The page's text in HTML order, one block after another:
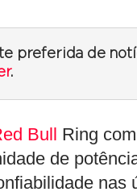
preferida de
.
Bull Ring
de
nas